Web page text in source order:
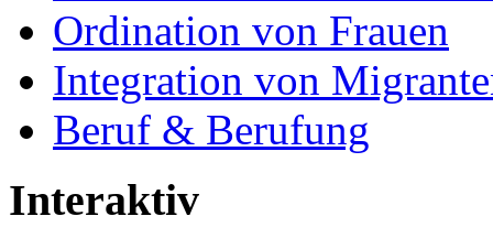
Ordination von Frauen
Integration von
Beruf & Berufung
Interaktiv